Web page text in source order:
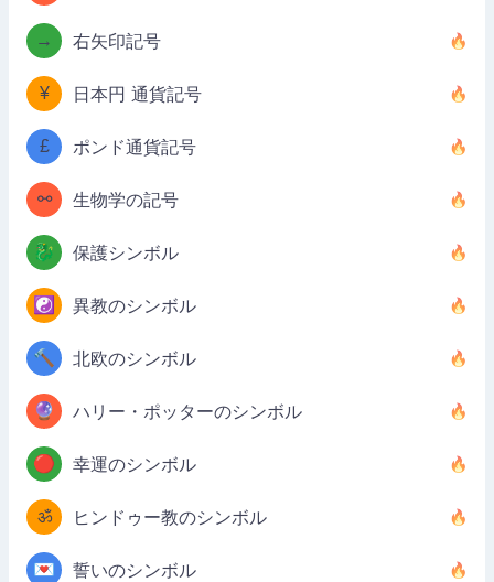
→ 右矢印記号
¥ 日本円 通貨記号
£ ポンド通貨記号
⚯ 生物学の記号
🐉 保護シンボル
☯️ 異教のシンボル
🔨 北欧のシンボル
🔮 ハリー・ポッターのシンボル
🔴 幸運のシンボル
ॐ ヒンドゥー教のシンボル
💌 誓いのシンボル